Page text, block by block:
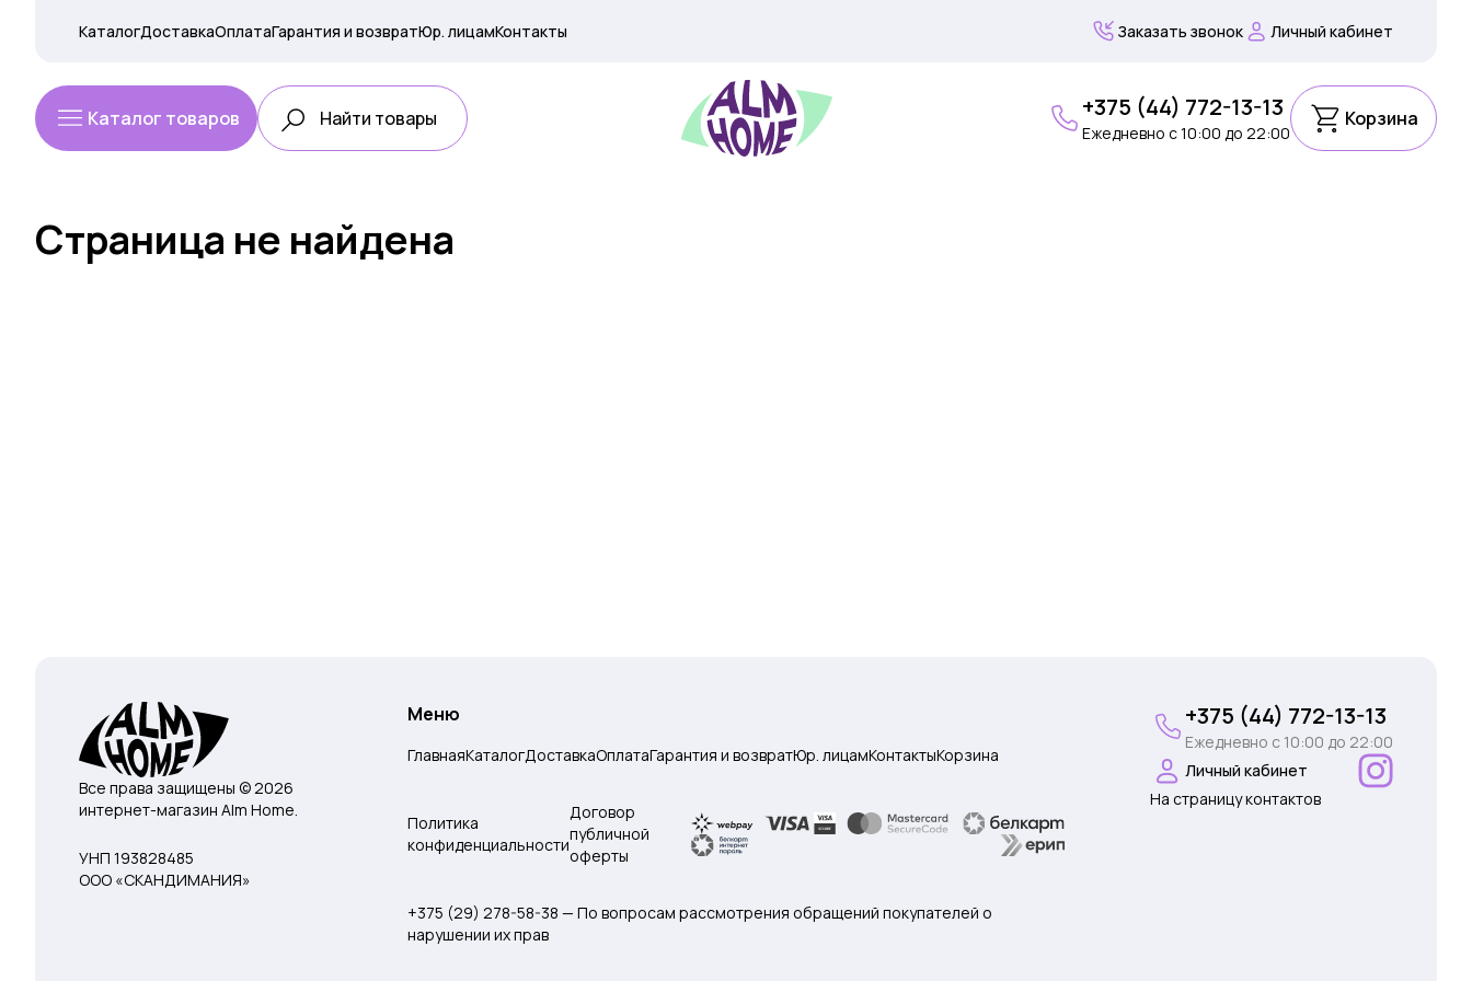
КаталогДоставкаОплатаГарантия и возвратЮр. лицамКонтакты Заказать звонок Личный кабинет
Каталог товаров +375 (44) 772-13-13
Ежедневно c 10:00 до 22:00
Корзина
Страница не найдена
Все права защищены © 2026
интернет-магазин Alm Home.
УНП 193828485
ООО «СКАНДИМАНИЯ»
Меню
ГлавнаяКаталогДоставкаОплатаГарантия и возвратЮр. лицамКонтактыКорзина
Политика
конфиденциальности
Договор
публичной
оферты
+375 (29) 278-58-38 — По вопросам рассмотрения обращений покупателей о
нарушении их прав
+375 (44) 772-13-13
Ежедневно c 10:00 до 22:00
Личный кабинет
На страницу контактов